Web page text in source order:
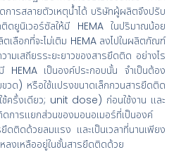
การสลายตัวเหตุน้ำได้ บริษัทผู้ผลิตจึงปรับ
ดยูนิเวอร์ซัลให้มี HEMA ในปริมาณน้อย
เลือกที่จะไม่เติม HEMA ลงไปในผลิตภัณฑ์
ามเสถียรระยะยาวของสารยึดติด อย่างไร
HEMA เป็นองค์ประกอบนั้น จำเป็นต้อง
ด) หรือใช้แปรงขนาดเล็กกวนสารยึดติด
ครั้งเดียว; unit dose) ก่อนใช้งาน และ
ดการแยกส่วนของมอนอเมอร์ที่เป็นองค์
ดติดด้วยลมแรง และเป็นเวลาที่นานเพียง
งเหลืออยู่ในชั้นสารยึดติดด้วย